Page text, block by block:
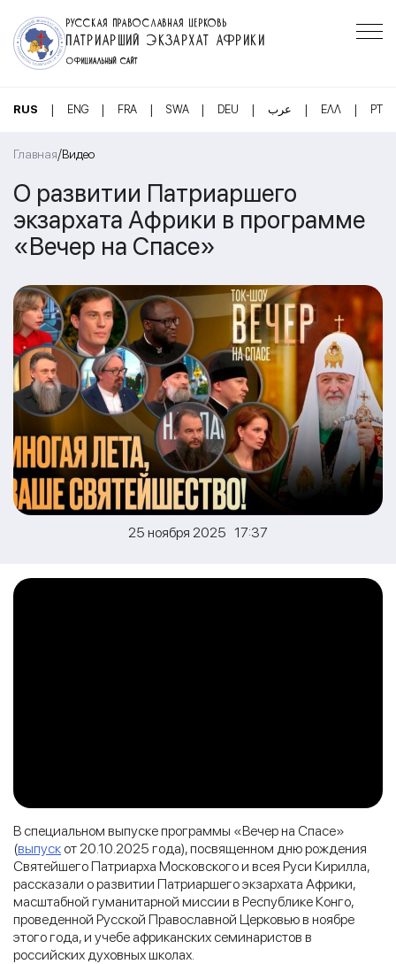
РУССКАЯ ПРАВОСЛАВНАЯ ЦЕРКОВЬ
ПАТРИАРШИЙ ЭКЗАРХАТ АФРИКИ
ОФИЦИАЛЬНЫЙ САЙТ
RUS | ENG | FRA | SWA | DEU | عرب | ΕΛΛ | PT
Главная/Видео
О развитии Патриаршего
экзархата Африки в программе
«Вечер на Спасе»
25 ноября 2025 17:37
В специальном выпуске программы «Вечер на Спасе»
(выпуск от 20.10.2025 года), посвященном дню рождения
Святейшего Патриарха Московского и всея Руси Кирилла,
рассказали о развитии Патриаршего экзархата Африки,
масштабной гуманитарной миссии в Республике Конго,
проведенной Русской Православной Церковью в ноябре
этого года, и учебе африканских семинаристов в
российских духовных школах.